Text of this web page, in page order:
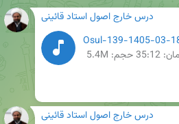
درس خارج اصول استاد قائینی
35:12 حجم: 5.4M
درس خارج اصول استاد قائینی